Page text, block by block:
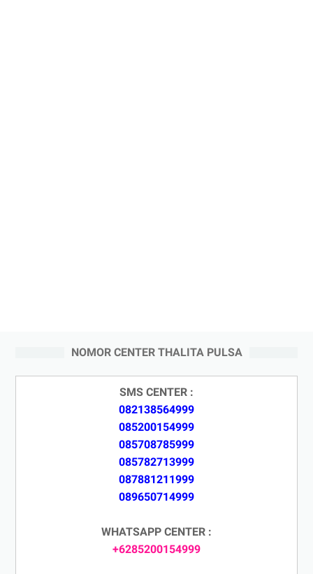
NOMOR CENTER THALITA PULSA
SMS CENTER :
082138564999
085200154999
085708785999
085782713999
087881211999
089650714999
WHATSAPP CENTER :
+6285200154999